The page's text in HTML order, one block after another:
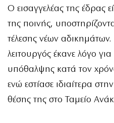
Ο εισαγγελέας της έδρας
της ποινής,
τέλεσης νέων αδικημάτων.
λειτουργός έκανε λόγο
υπόθαλψης κατά τον
ενώ εστίασε ιδιαίτερα
θέσης της στο Ταμείο